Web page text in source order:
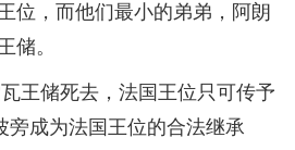
位，而他们最小的弟弟，阿朗
储。
储死去，法国王位只可传予
旁成为法国王位的合法继承